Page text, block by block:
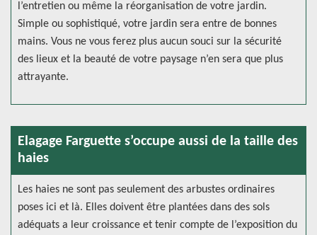
l’entretien ou même la réorganisation de votre jardin.
Simple ou sophistiqué, votre jardin sera entre de bonnes
mains. Vous ne vous ferez plus aucun souci sur la sécurité
des lieux et la beauté de votre paysage n’en sera que plus
attrayante.
Elagage Farguette s’occupe aussi de la taille des
haies
Les haies ne sont pas seulement des arbustes ordinaires
poses ici et là. Elles doivent être plantées dans des sols
adéquats a leur croissance et tenir compte de l’exposition du